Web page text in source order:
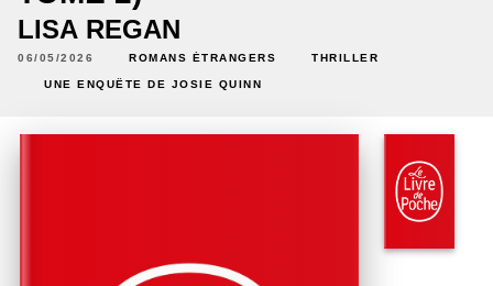
LISA REGAN
06/05/2026 ROMANS ÉTRANGERS THRILLER
UNE ENQUÊTE DE JOSIE QUINN